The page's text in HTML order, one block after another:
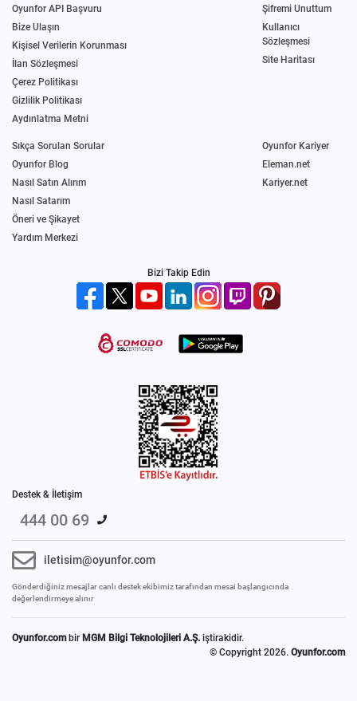
Oyunfor API Başvuru
Bize Ulaşın
Kişisel Verilerin Korunması
İlan Sözleşmesi
Çerez Politikası
Gizlilik Politikası
Aydınlatma Metni
Şifremi Unuttum
Kullanıcı
Sözleşmesi
Site Haritası
Sıkça Sorulan Sorular
Oyunfor Blog
Nasıl Satın Alırım
Nasıl Satarım
Öneri ve Şikayet
Yardım Merkezi
Oyunfor Kariyer
Eleman.net
Kariyer.net
Bizi Takip Edin
Destek & İletişim
444 00 69
iletisim@oyunfor.com
Gönderdiğiniz mesajlar canlı destek ekibimiz tarafından mesai başlangıcında
değerlendirmeye alınır
Oyunfor.combir MGM Bilgi Teknolojileri A.Ş. iştirakidir.
© Copyright 2026. Oyunfor.com